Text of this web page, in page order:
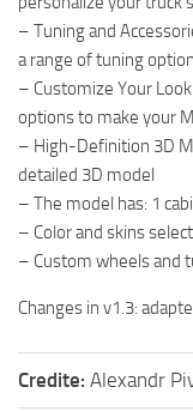
– Tuning and
a range of tuning
– Customize Your
options to make your
– High-Definition 3D
detailed 3D model
– The model has: 1
– Color and skins
– Custom wheels and
Changes in v1.3:
Credite: Alexandr